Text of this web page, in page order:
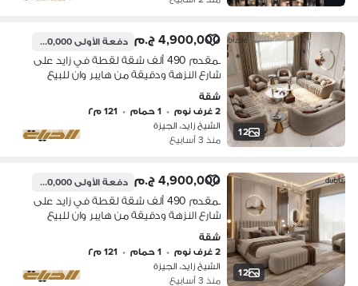
12
4,900,000 ج.م دفعة الأولى490,000 ج.م
بمقدم 490 ألف شقة لقطة في زايد على
شارع النزهة ودقيقة من هايبر وان للبيع
بالتقسيط على أطول فترة سداد
شقة
2 غرف نوم
• 1 حمام • 121 م٢
الشيخ زايد، الجيزة
منذ 3 أسابيع
12
4,900,000 ج.م دفعة الأولى490,000 ج.م
بمقدم 490 ألف شقة لقطة في زايد على
شارع النزهة ودقيقة من هايبر وان للبيع
بالتقسيط على أطول فترة سداد
شقة
2 غرف نوم
• 1 حمام • 121 م٢
الشيخ زايد، الجيزة
منذ 3 أسابيع